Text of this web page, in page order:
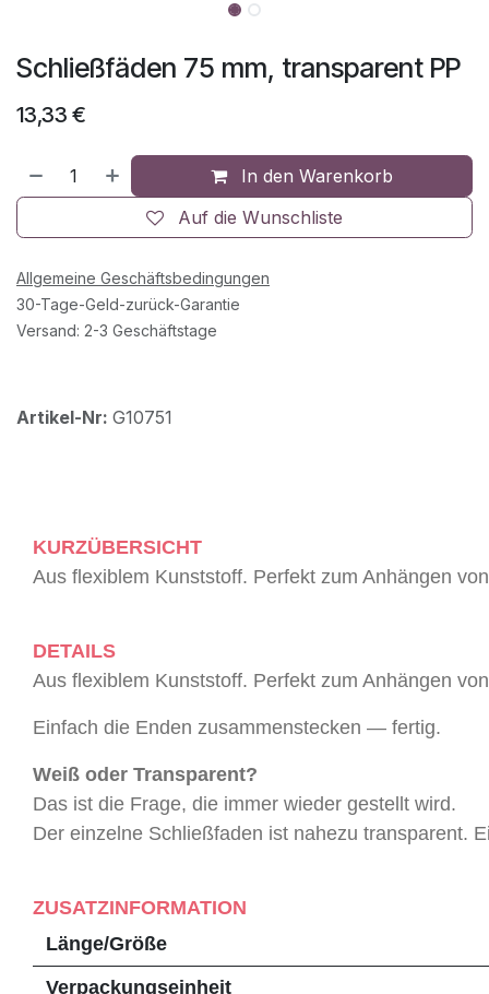
Schließfäden 75 mm, transparent PP
13,33 €
In den Warenkorb
Auf die Wunschliste
Allgemeine Geschäftsbedingungen
30-Tage-Geld-zurück-Garantie
Versand: 2-3 Geschäftstage
Artikel-Nr: G10751
KURZÜBERSICHT
Aus flexiblem Kunststoff. Perfekt zum Anhängen
DETAILS
Aus flexiblem Kunststoff. Perfekt zum Anhängen
Einfach die Enden zusammenstecken — fertig.
Weiß oder Transparent?
Das ist die Frage, die immer wieder gestellt wird.
Der einzelne Schließfaden ist nahezu transparent.
ZUSATZINFORMATION
Länge/Größe
Verpackungseinheit